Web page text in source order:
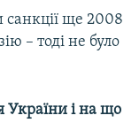
санкції ще 2008
– тоді не було
України і на що